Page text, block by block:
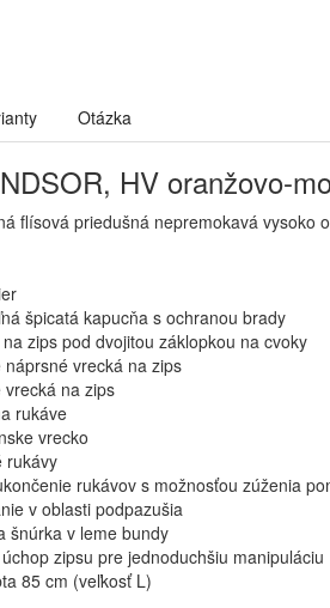
Otázka
HV oranžovo-
flísová priedušná nepremokavá vysoko
špicatá kapucňa s ochranou brady
zips pod dvojitou záklopkou na cvoky
náprsné vrecká na zips
vrecká na zips
rukáve
vrecko
rukávy
rukávov s možnosťou zúženia
v oblasti podpazušia
šnúrka v leme bundy
zipsu pre jednoduchšiu manipuláciu
85 cm (veľkosť L)